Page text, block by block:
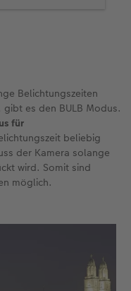
Belichtungszeiten
es den BULB Modus.
für
beliebig
der Kamera solange
wird. Somit sind
möglich.